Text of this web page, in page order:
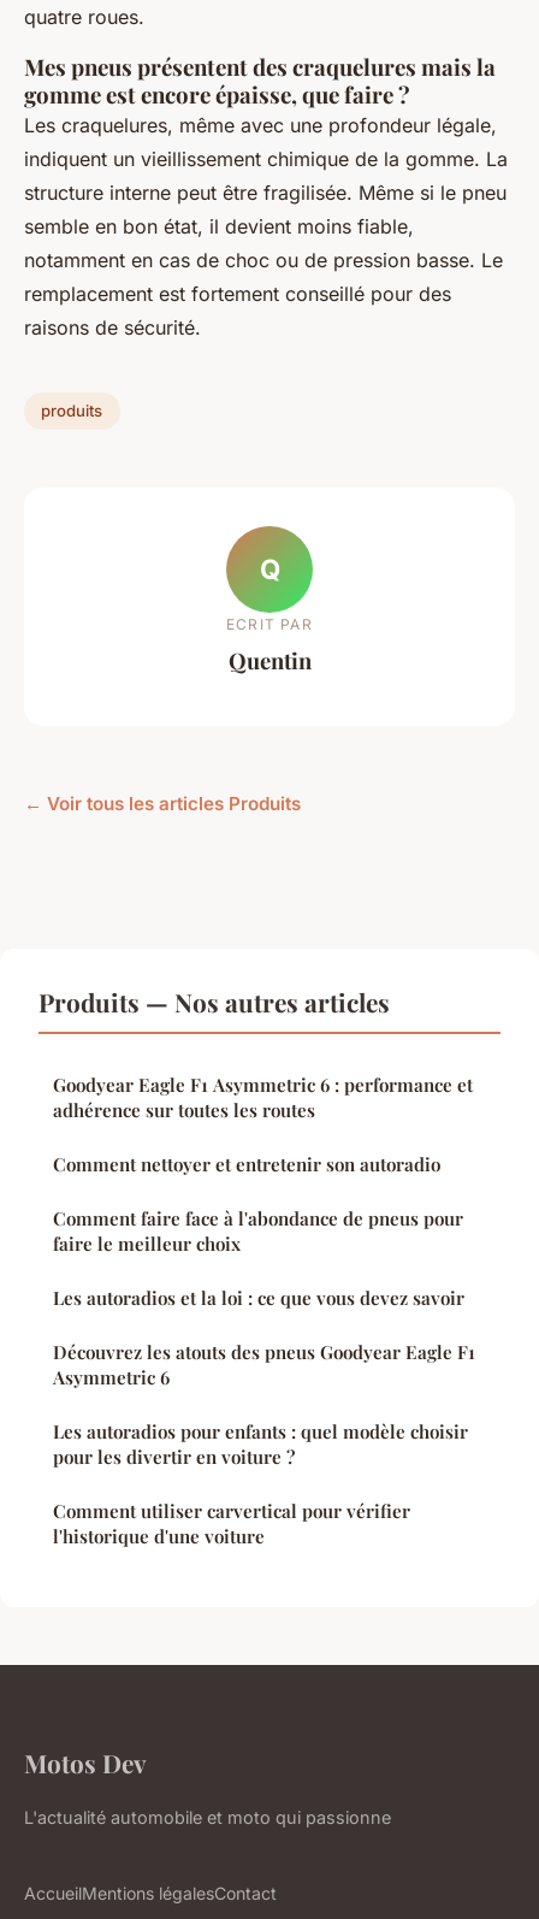
quatre roues.
Mes pneus présentent des craquelures mais la
gomme est encore épaisse, que faire ?
Les craquelures, même avec une profondeur légale,
indiquent un vieillissement chimique de la gomme. La
structure interne peut être fragilisée. Même si le pneu
semble en bon état, il devient moins fiable,
notamment en cas de choc ou de pression basse. Le
remplacement est fortement conseillé pour des
raisons de sécurité.
produits
Q
ECRIT PAR
Quentin
← Voir tous les articles Produits
Produits — Nos autres articles
Goodyear Eagle F1 Asymmetric 6 : performance et
adhérence sur toutes les routes
Comment nettoyer et entretenir son autoradio
Comment faire face à l'abondance de pneus pour
faire le meilleur choix
Les autoradios et la loi : ce que vous devez savoir
Découvrez les atouts des pneus Goodyear Eagle F1
Asymmetric 6
Les autoradios pour enfants : quel modèle choisir
pour les divertir en voiture ?
Comment utiliser carvertical pour vérifier
l'historique d'une voiture
Motos Dev
L'actualité automobile et moto qui passionne
AccueilMentions légalesContact